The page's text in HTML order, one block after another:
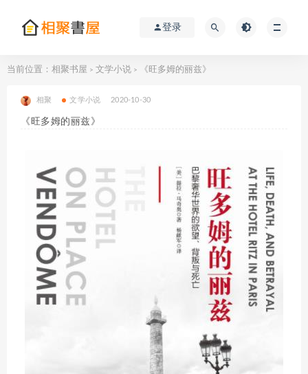
登录
当前位置： 相聚书屋 > 文学小说 > 《旺多姆的丽兹》
相聚 文学小说 2020-10-30
《旺多姆的丽兹》